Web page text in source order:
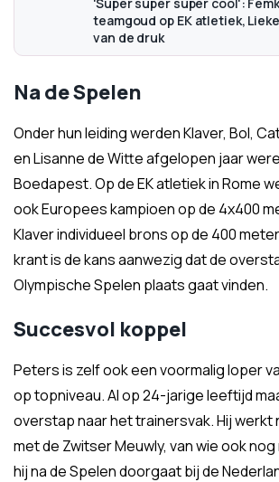
teamgoud op EK atletiek,
van de druk
Na de Spelen
Onder hun leiding werden Klaver, Bol,
en Lisanne de Witte afgelopen jaar
Boedapest. Op de EK atletiek in Rome
ook Europees kampioen op de 4x400
Klaver individueel brons op de 400
krant is de kans aanwezig dat de
Olympische Spelen plaats gaat vinden.
Succesvol koppel
Peters is zelf ook een voormalig loper
op topniveau. Al op 24-jarige leeftijd
overstap naar het trainersvak. Hij werkt
met de Zwitser Meuwly, van wie ook
hij na de Spelen doorgaat bij de